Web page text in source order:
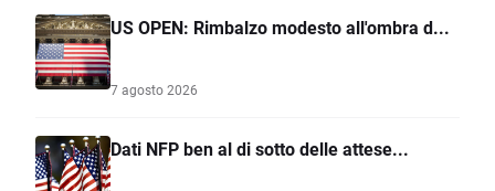
US OPEN: Rimbalzo modesto all'ombra d...
7 agosto 2026
Dati NFP ben al di sotto delle attese...